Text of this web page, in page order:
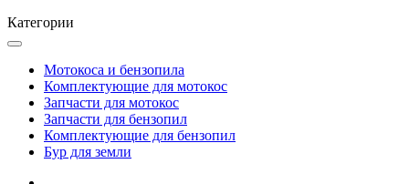
Категории
Мотокоса и бензопила
Комплектующие для мотокос
Запчасти для мотокос
Запчасти для бензопил
Комплектующие для бензопил
Бур для земли